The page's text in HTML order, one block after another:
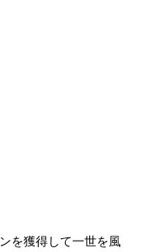
を獲得して一世を風